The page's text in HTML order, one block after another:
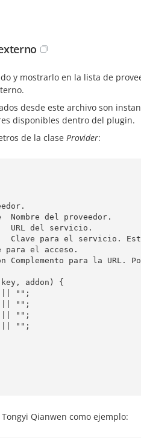
y mostrarlo en la lista de
desde este archivo son
disponibles dentro del plugin.
de la clase Provider:
para el acceso.
Qianwen como ejemplo: